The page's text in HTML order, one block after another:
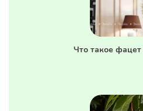
Что такое